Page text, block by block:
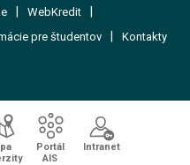
WebKredit
pre študentov Kontakty
Portál
AIS
Intranet